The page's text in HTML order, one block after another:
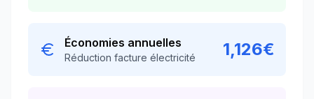
Économies annuelles
Réduction facture électricité 1,126€